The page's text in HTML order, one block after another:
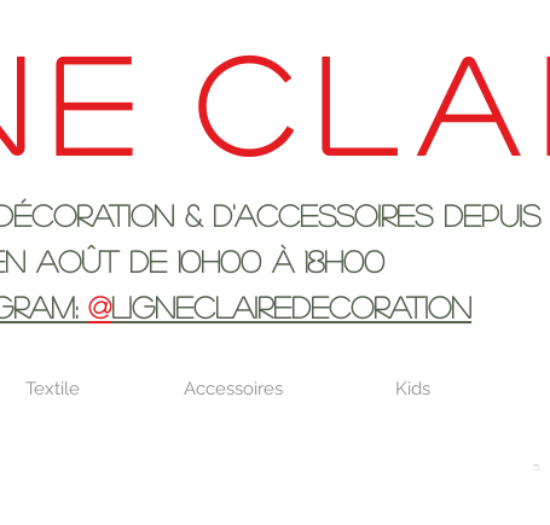
& d'accessoires depuis
à 18H00
@LIGNECLAIREDECORATION
Textile Accessoires Kids